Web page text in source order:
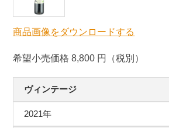
商品画像をダウンロードする
希望小売価格 8,800 円（税別）
ヴィンテージ
2021年